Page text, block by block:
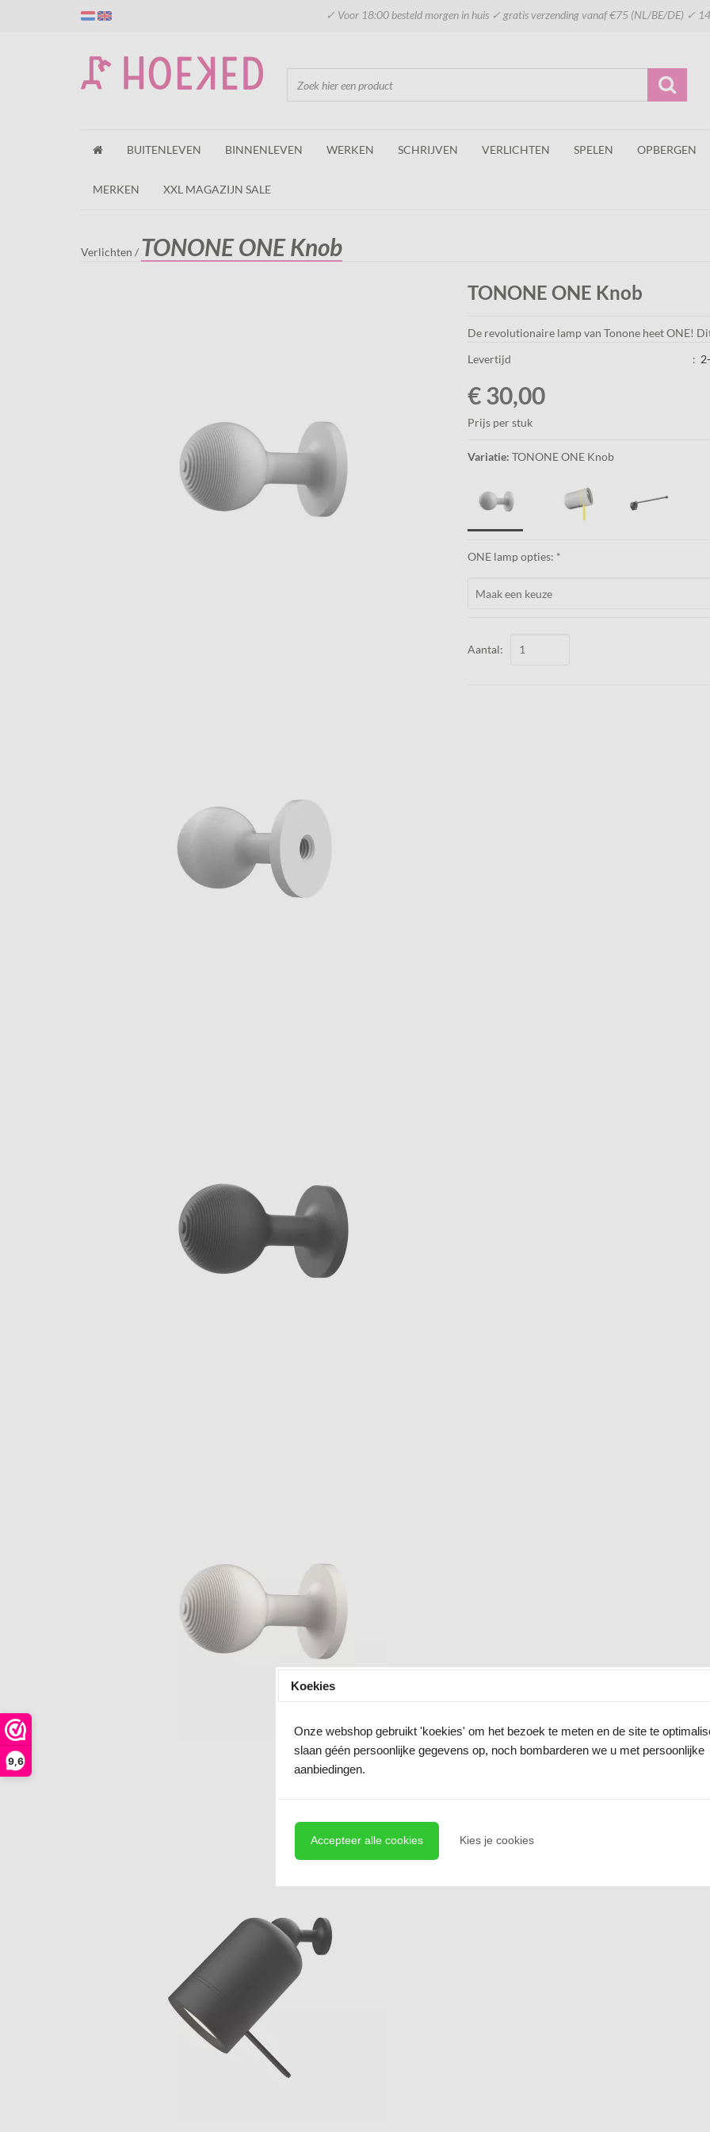
9,6
✓ Voor 18:00 besteld morgen in huis ✓ gratis verzending vanaf €75 (NL/BE/DE) ✓
BUITENLEVEN BINNENLEVEN WERKEN SCHRIJVEN VERLICHTEN SPELEN OPBERGEN
MERKEN XXL MAGAZIJN SALE
Verlichten / TONONE ONE Knob
TONONE ONE Knob
De revolutionaire lamp van Tonone heet ONE!
Levertijd
:
€ 30,00
Prijs per stuk
Variatie: TONONE ONE Knob
ONE lamp opties: *
Aantal:
Koekies
Onze webshop gebruikt 'koekies' om het bezoek te meten en de site te
slaan géén persoonlijke gegevens op, noch bombarderen we u met persoonlijke
aanbiedingen.
Accepteer alle cookies Kies je cookies